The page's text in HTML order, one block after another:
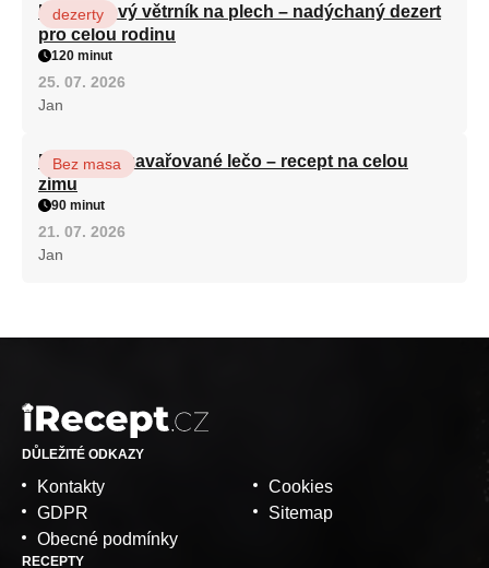
Karamelový větrník na plech – nadýchaný dezert
pro celou rodinu
dezerty
120 minut
25. 07. 2026
Jan
Babiččino zavařované lečo – recept na celou
zimu
Bez masa
90 minut
21. 07. 2026
Jan
DŮLEŽITÉ ODKAZY
Kontakty
GDPR
Obecné podmínky
Cookies
Sitemap
RECEPTY